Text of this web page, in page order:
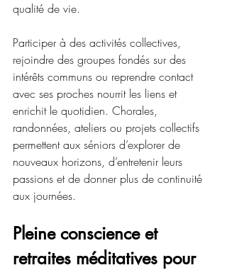
qualité de vie.
Participer à des activités collectives,
rejoindre des groupes fondés sur des
intérêts communs ou reprendre contact
avec ses proches nourrit les liens et
enrichit le quotidien. Chorales,
randonnées, ateliers ou projets collectifs
permettent aux séniors d’explorer de
nouveaux horizons, d’entretenir leurs
passions et de donner plus de continuité
aux journées.
Pleine conscience et
retraites méditatives pour